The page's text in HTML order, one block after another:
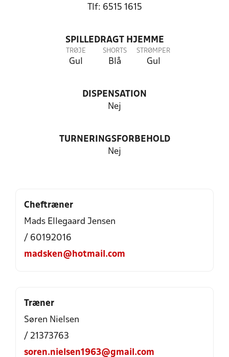
Tlf: 6515 1615
SPILLEDRAGT HJEMME
TRØJE
Gul
SHORTS
Blå
STRØMPER
Gul
DISPENSATION
Nej
TURNERINGSFORBEHOLD
Nej
Cheftræner
Mads Ellegaard Jensen
/ 60192016
madsken@hotmail.com
Træner
Søren Nielsen
/ 21373763
soren.nielsen1963@gmail.com